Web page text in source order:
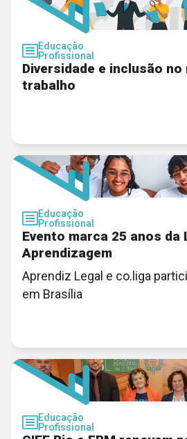
Educação
Profissional
Diversidade e inclusão no
trabalho
Educação
Profissional
Evento marca 25 anos da
Aprendizagem
Aprendiz Legal e co.liga
em Brasília
Educação
Profissional